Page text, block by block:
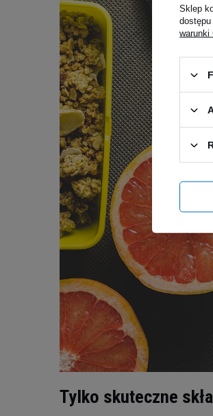
Tylko skuteczne
Sklep
warunki